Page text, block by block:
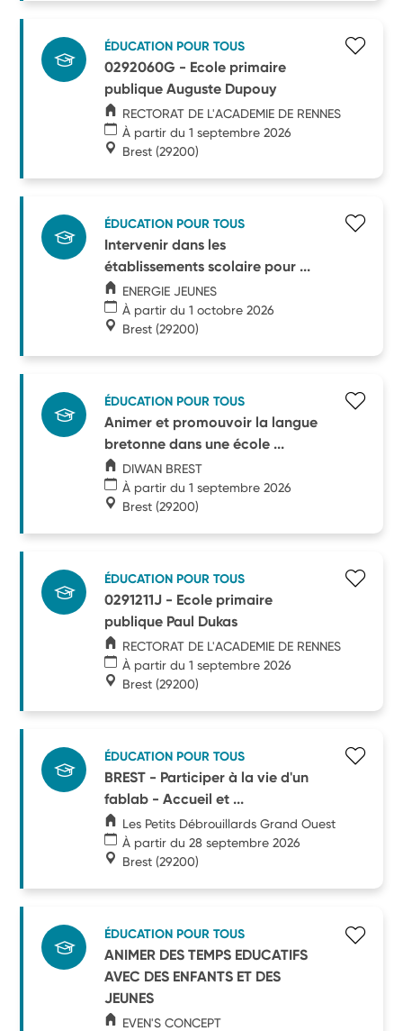
ÉDUCATION POUR TOUS
0292060G - Ecole primaire
publique Auguste Dupouy
RECTORAT DE L'ACADEMIE DE RENNES
À partir du 1 septembre 2026
Brest (29200)
ÉDUCATION POUR TOUS
Intervenir dans les
établissements scolaire pour ...
ENERGIE JEUNES
À partir du 1 octobre 2026
Brest (29200)
ÉDUCATION POUR TOUS
Animer et promouvoir la langue
bretonne dans une école ...
DIWAN BREST
À partir du 1 septembre 2026
Brest (29200)
ÉDUCATION POUR TOUS
0291211J - Ecole primaire
publique Paul Dukas
RECTORAT DE L'ACADEMIE DE RENNES
À partir du 1 septembre 2026
Brest (29200)
ÉDUCATION POUR TOUS
BREST - Participer à la vie d'un
fablab - Accueil et ...
Les Petits Débrouillards Grand Ouest
À partir du 28 septembre 2026
Brest (29200)
ÉDUCATION POUR TOUS
ANIMER DES TEMPS EDUCATIFS
AVEC DES ENFANTS ET DES
JEUNES
EVEN'S CONCEPT